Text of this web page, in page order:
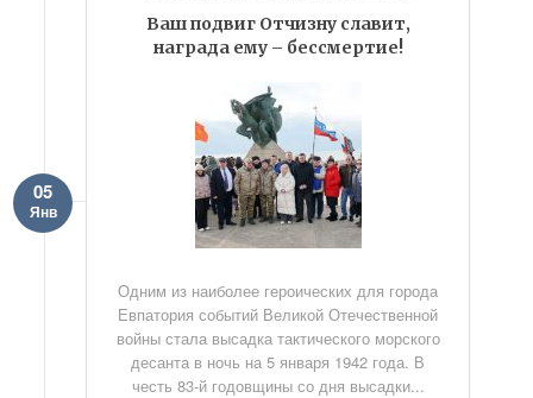
Ваш подвиг Отчизну славит,
награда ему – бессмертие!
05
Янв
Одним из наиболее героических для города
Евпатория событий Великой Отечественной
войны стала высадка тактического морского
десанта в ночь на 5 января 1942 года. В
честь 83-й годовщины со дня высадки...